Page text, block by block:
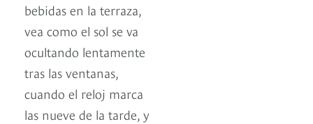
bebidas en la terraza,
vea como el sol se va
ocultando lentamente
tras las ventanas,
cuando el reloj marca
las nueve de la tarde, y